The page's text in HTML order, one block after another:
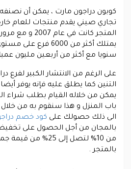
كوبون دراجون مارت ، يمكن أن نصنفه
تجاري صيني يقدم منتجات للعام
المتجر كانت في
يمتلك أكثر من 6000
سنويا مع أكثر من أربعين مليون
على الرغم من الانتشار الكبير لفرع
التنين كما يطلق عليه فإنه يوفر
يمكن من خلاله القيام بطلب شراء
باب المنزل و هذا سنقوم به من
الى ذلك حصولك على كود خصم
بالمجان من أجل الحصول على
من 10% لتصل إلى 25%
بالمتجر .